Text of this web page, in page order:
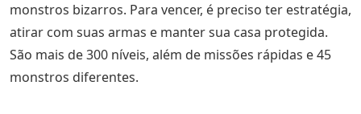
monstros bizarros. Para vencer, é preciso ter estratégia,
atirar com suas armas e manter sua casa protegida.
São mais de 300 níveis, além de missões rápidas e 45
monstros diferentes.